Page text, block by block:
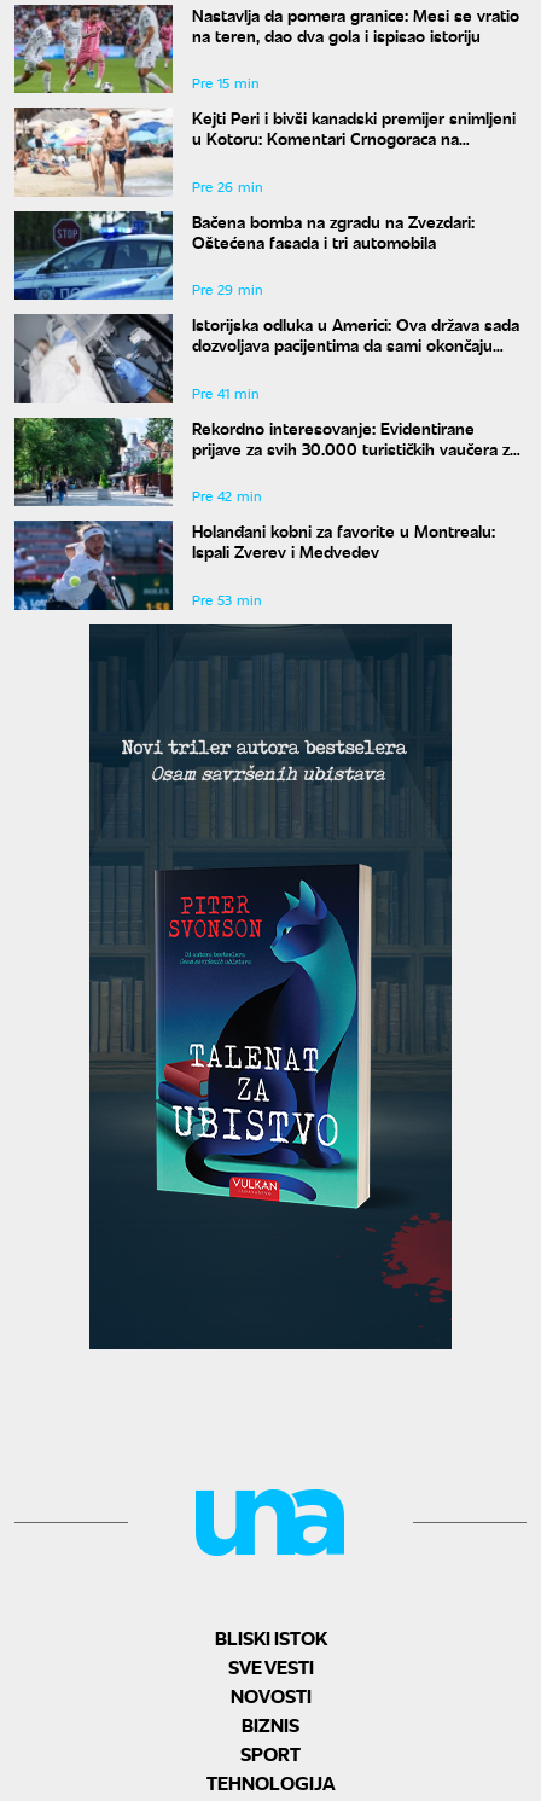
Nastavlja da pomera granice: Mesi se vratio
na teren, dao dva gola i ispisao istoriju
Pre 15 min
Kejti Peri i bivši kanadski premijer snimljeni
u Kotoru: Komentari Crnogoraca na
Pre 26 min
Bačena bomba na zgradu na Zvezdari:
Oštećena fasada i tri automobila
Pre 29 min
Istorijska odluka u Americi: Ova država sada
dozvoljava pacijentima da sami okončaju
Pre 41 min
Rekordno interesovanje: Evidentirane
prijave za svih 30.000 turističkih vaučera za
Pre 42 min
Holanđani kobni za favorite u Montrealu:
Ispali Zverev i Medvedev
Pre 53 min
BLISKI ISTOK
SVE VESTI
NOVOSTI
BIZNIS
SPORT
TEHNOLOGIJA